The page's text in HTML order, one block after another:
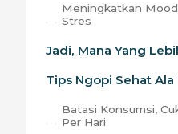
Meningkatkan
Stres
Jadi, Mana Yang
Tips Ngopi Sehat Ala
Batasi Konsumsi,
Per Hari